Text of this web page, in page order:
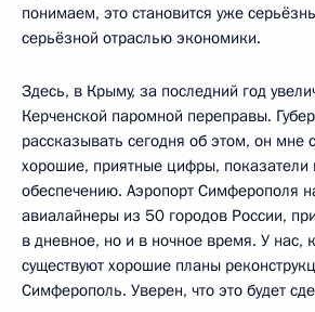
понимаем, это становится уже
серьёзной отраслью экономики.
Здесь, в Крыму, за последний год
Керченской паромной переправы.
рассказывать сегодня об этом, он мне
хорошие, приятные цифры, показатели
обеспечению. Аэропорт Симферополя
авиалайнеры из 50 городов России,
в дневное, но и в ночное время. У нас,
существуют хорошие планы
Симферополь. Уверен, что это будет